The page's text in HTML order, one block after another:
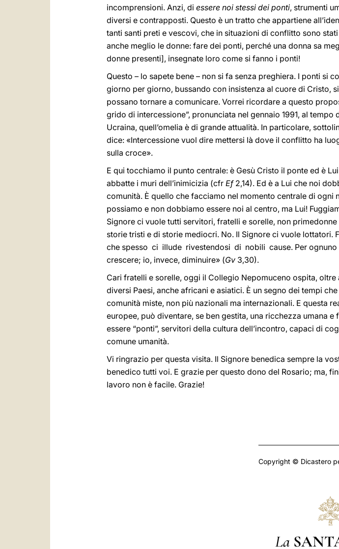
incomprensioni. Anzi, di essere noi stessi dei ponti, strumenti
diversi e contrapposti. Questo è un tratto che appartiene
tanti santi preti e vescovi, che in situazioni di conflitto sono
anche meglio le donne: fare dei ponti, perché una donna sa
donne presenti], insegnate loro come si fanno i ponti!
Questo – lo sapete bene – non si fa senza preghiera. I ponti si
giorno per giorno, bussando con insistenza al cuore di Cristo,
possano tornare a comunicare. Vorrei ricordare a questo
grido di intercessione”, pronunciata nel gennaio 1991, al
Ucraina, quell’omelia è di grande attualità. In particolare,
dice: «Intercessione vuol dire mettersi là dove il conflitto ha
sulla croce».
E qui tocchiamo il punto centrale: è Gesù Cristo il ponte ed è
abbatte i muri dell’inimicizia (cfr Ef2,14). Ed è a Lui che noi
comunità. È quello che facciamo nel momento centrale di ogni
possiamo e non dobbiamo essere noi al centro, ma Lui!
Signore ci vuole tutti servitori, fratelli e sorelle, non
storie tristi e di storie mediocri. No. Il Signore ci vuole
che spesso ci illude rivestendosi di nobili cause. Per ognuno
crescere; io, invece, diminuire» (Gv 3,30).
Cari fratelli e sorelle, oggi il Collegio Nepomuceno ospita,
diversi Paesi, anche africani e asiatici. È un segno dei tempi
comunità miste, non più nazionali ma internazionali. E questa
europee, può diventare, se ben gestita, una ricchezza umana
essere “ponti”, servitori della cultura dell’incontro, capaci di
comune umanità.
Vi ringrazio per questa visita. Il Signore benedica sempre la
benedico tutti voi. E grazie per questo dono del Rosario; ma,
lavoro non è facile. Grazie!
Copyright © Dicastero
La